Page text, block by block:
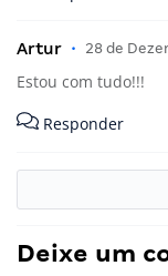
Artur • 28 de
Estou com tudo!!!
Responder
Deixe um